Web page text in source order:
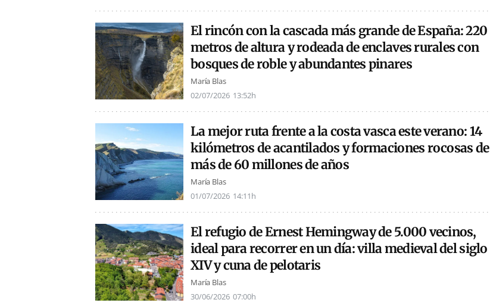
El rincón con la cascada más grande de España: 220
metros de altura y rodeada de enclaves rurales con
bosques de roble y abundantes pinares
María Blas
02/07/2026 13:52h
La mejor ruta frente a la costa vasca este verano: 14
kilómetros de acantilados y formaciones rocosas de
más de 60 millones de años
María Blas
01/07/2026 14:11h
El refugio de Ernest Hemingway de 5.000 vecinos,
ideal para recorrer en un día: villa medieval del siglo
XIV y cuna de pelotaris
María Blas
30/06/2026 07:00h